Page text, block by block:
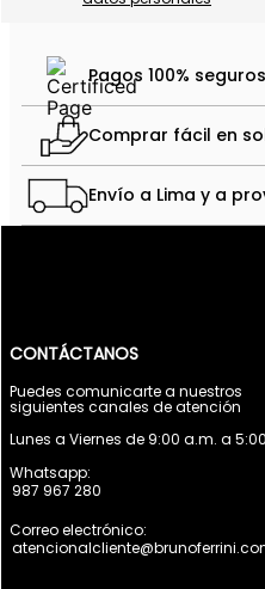
Pagos 100%
Comprar fácil en
Envío a Lima y a
CONTÁCTANOS
Puedes comunicarte a nuestros
siguientes canales de atención
Lunes a Viernes de 9:00 a.m. a
Whatsapp:
987 967 280
Correo electrónico: